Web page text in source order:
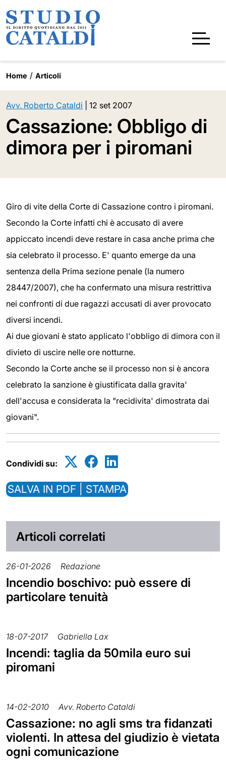
Home Articoli
Avv. Roberto Cataldi 12 set 2007
Cassazione: Obbligo di
dimora per i piromani
Giro di vite della Corte di Cassazione contro i piromani.
Secondo la Corte infatti chi è accusato di avere
appiccato incendi deve restare in casa anche prima che
sia celebrato il processo. E' quanto emerge da una
sentenza della Prima sezione penale (la numero
28447/2007), che ha confermato una misura restrittiva
nei confronti di due ragazzi accusati di aver provocato
diversi incendi.
Ai due giovani è stato applicato l'obbligo di dimora con il
divieto di uscire nelle ore notturne.
Secondo la Corte anche se il processo non si è ancora
celebrato la sanzione è giustificata dalla gravita'
dell'accusa e considerata la "recidivita' dimostrata dai
giovani".
Condividi su:
SALVA IN PDF | STAMPA
Articoli correlati
26-01-2026 Redazione
Incendio boschivo: può essere di
particolare tenuità
18-07-2017 Gabriella Lax
Incendi: taglia da 50mila euro sui
piromani
14-02-2010 Avv. Roberto Cataldi
Cassazione: no agli sms tra fidanzati
violenti. In attesa del giudizio è vietata
ogni comunicazione